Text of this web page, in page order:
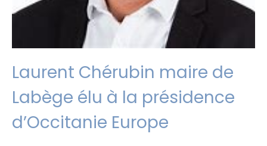
Laurent Chérubin maire de
Labège élu à la présidence
d’Occitanie Europe